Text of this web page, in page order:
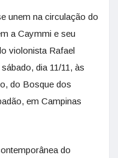
unem na circulação do
a Caymmi e seu
violonista Rafael
dia 11/11, às
do Bosque dos
em Campinas
do